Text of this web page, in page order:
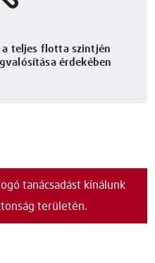
teljes flotta szintjén
érdekében
tanácsadást kínálunk
területén.